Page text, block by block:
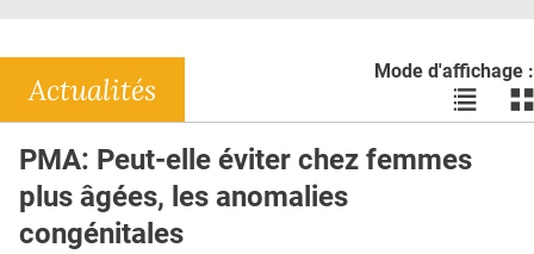
DOSSIERS
RÉSEAUX
E-REVUE SAD
THÉMA
Mode d'affichage :
Voir
les
en
les
Actualités
PMA: Peut-elle éviter chez femmes
plus âgées, les anomalies
congénitales